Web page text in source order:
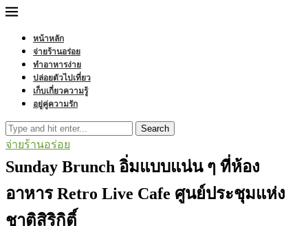
หน้าหลัก
จ่ายร้านอร่อย
ทำอาหารง่าย
ปล่อยตัวไปเที่ยว
เก็บเกี่ยวความรู้
อยู่คู่ความรัก
Search
จ่ายร้านอร่อย
Sunday Brunch อิ่มแบบแน่น ๆ ที่ห้อง
อาหาร Retro Live Cafe ศูนย์ประชุมแห่ง
ชาติสิริกิติ์